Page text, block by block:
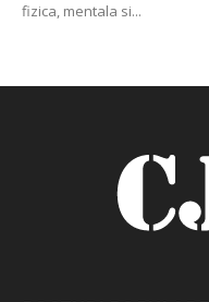
fizica, mentala si...